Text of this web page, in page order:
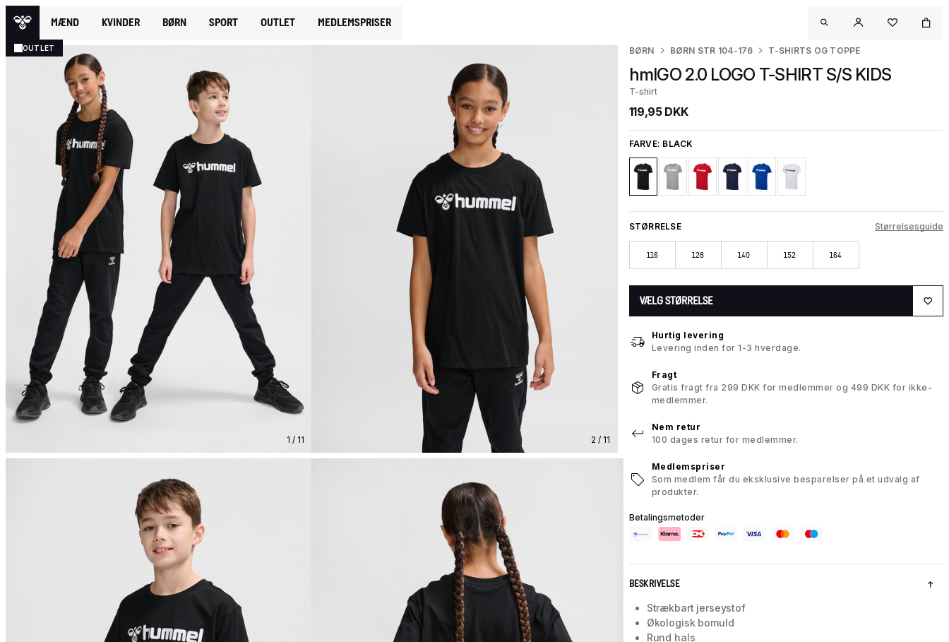
MÆND KVINDER BØRN SPORT OUTLET MEDLEMSPRISER
OUTLET
1 / 11 2 / 11
BØRN BØRN STR 104-176 T-SHIRTS OG TOPPE
hmlGO 2.0 LOGO T-SHIRT S/S KIDS
T-shirt
119,95 DKK
FARVE: BLACK
STØRRELSE Størrelsesguide
116 128 140 152 164
VÆLG STØRRELSE
Hurtig levering
Levering inden for 1-3 hverdage.
Fragt
Gratis fragt fra 299 DKK for medlemmer og 499 DKK for ikke-
medlemmer.
Nem retur
100 dages retur for medlemmer.
Medlemspriser
Som medlem får du eksklusive besparelser på et udvalg af
produkter.
Betalingsmetoder
BESKRIVELSE
Strækbart jerseystof
Økologisk bomuld
Rund hals